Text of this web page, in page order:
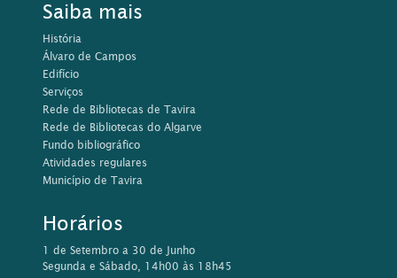
Saiba mais
História
Álvaro de Campos
Edifício
Serviços
Rede de Bibliotecas de Tavira
Rede de Bibliotecas do Algarve
Fundo bibliográfico
Atividades regulares
Município de Tavira
Horários
1 de Setembro a 30 de Junho
Segunda e Sábado, 14h00 às 18h45